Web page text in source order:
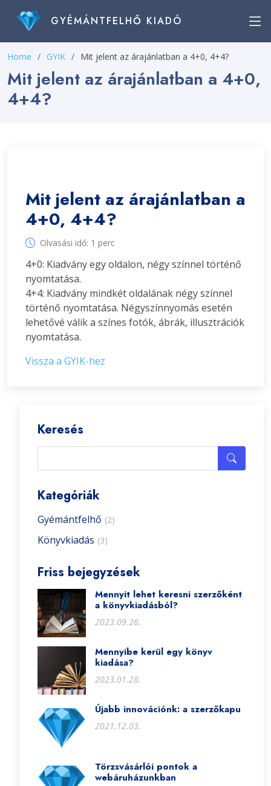
GYÉMÁNTFELHŐ KIADÓ
Home GYIK Mit jelent az árajánlatban a 4+0, 4+4?
Mit jelent az árajánlatban a 4+0,
4+4?
Mit jelent az árajánlatban a
4+0, 4+4?
Olvasási idő: 1 perc
4+0: Kiadvány egy oldalon, négy színnel történő
nyomtatása.
4+4: Kiadvány mindkét oldalának négy színnel
történő nyomtatása. Négyszínnyomás esetén
lehetővé válik a színes fotók, ábrák, illusztrációk
nyomtatása.
Vissza a GYIK-hez
Keresés
Kategóriák
Gyémántfelhő (2)
Könyvkiadás (3)
Friss bejegyzések
Mennyit lehet keresni szerzőként
a könyvkiadásból?
2023.09.26.
Mennyibe kerül egy könyv
kiadása?
2023.01.28.
Újabb innovációnk: a szerzőkapu
2021.12.03.
Törzsvásárlói pontok a
webáruházunkban